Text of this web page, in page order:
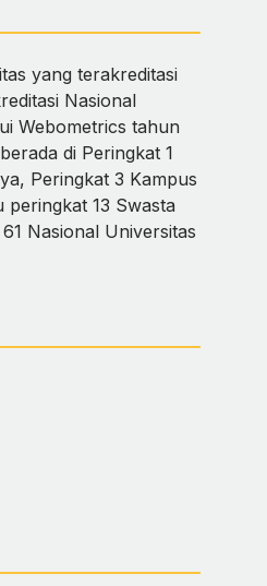
yang terakreditasi
Nasional
Webometrics tahun
di Peringkat 1
Peringkat 3 Kampus
13 Swasta
Nasional Universitas